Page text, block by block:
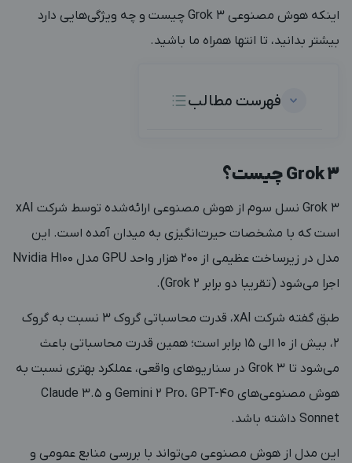
اینکه هوش مصنوعی Grok 3 چیست و چه ویژگی‌هایی دارد
بیشتر بدانید، تا انتها همراه ما باشید.
فهرست مطالب
Grok 3 چیست؟
Grok 3 نسل سوم از هوش مصنوعی ارائه‌شده توسط شرکت xAI
است که با مشخصات حیرت‌انگیزی به میدان آمده است. این
مدل در زیرساخت عظیمی از 200 هزار واحد GPU مدل Nvidia H100
اجرا می‌شود (تقریبا دو برابر Grok 2).
طبق گفته شرکت xAI
، قدرت محاسباتی گروک 3 نسبت به گروک
2، بیش از 10 الی 15 برابر است؛ همین قدرت محاسباتی باعث
می‌شود تا Grok 3 در سناریوهای واقعی، عملکرد بهتری نسبت به
هوش مصنوعی‌های Gemini 2 Pro، GPT-4o و Claude 3.5
Sonnet داشته باشد.
این مدل از هوش مصنوعی می‌تواند با بررسی منابع عمومی و